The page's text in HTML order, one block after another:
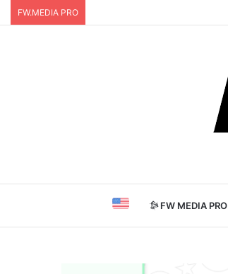
FW.MEDIA PRO
FW MEDIA PRO